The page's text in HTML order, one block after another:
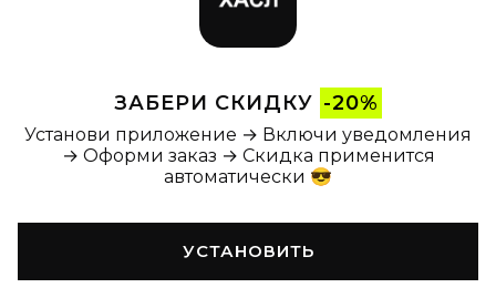
ЗАБЕРИ СКИДКУ -20%
Установи приложение → Включи уведомления
→ Оформи заказ → Скидка применится
автоматически 😎
УСТАНОВИТЬ
Главная Каталог Корзина Новости Профиль